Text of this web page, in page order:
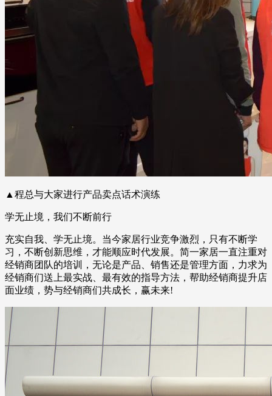
▲程总与大家进行产品卖点话术演练
学无止境，我们不断前行
充实自我、学无止境。当今家居行业竞争激烈，只有不断学
习，不断创新思维，才能顺应时代发展。简一家居一直注重对
经销商团队的培训，无论是产品、销售还是管理方面，力求为
经销商们送上最实战、最有效的指导方法，帮助经销商提升店
面业绩，势与经销商们共成长，赢未来!